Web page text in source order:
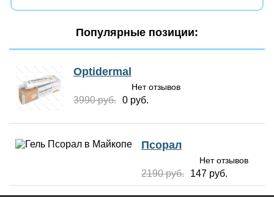
Популярные позиции:
Optidermal
Нет отзывов
3990 руб. 0 руб.
Псорал
Нет отзывов
2190 руб. 147 руб.